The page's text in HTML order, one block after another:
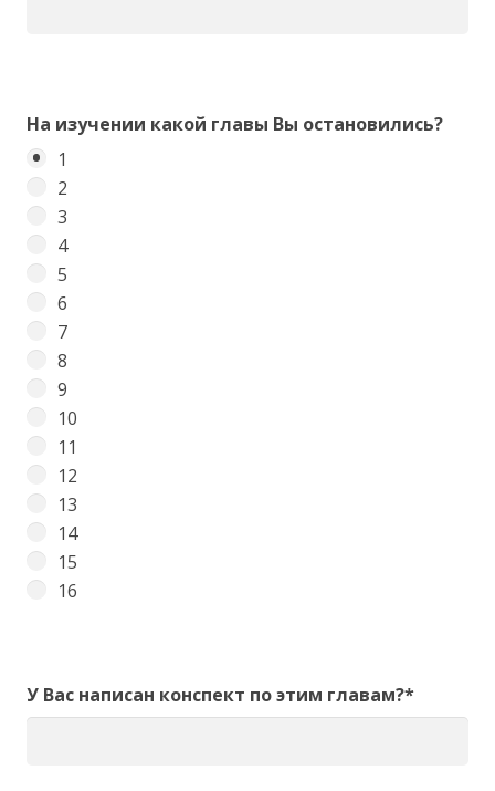
На изучении какой главы Вы остановились?
1
2
3
4
5
6
7
8
9
10
11
12
13
14
15
16
У Вас написан конспект по этим главам?*